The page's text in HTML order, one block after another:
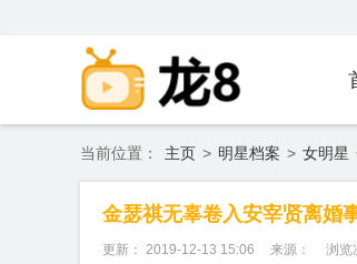
当前位置： 主页 > 明星档案 > 女明星
金瑟祺无辜卷入安宰贤离婚
更新： 2019-12-13 15:06 来源： 浏览